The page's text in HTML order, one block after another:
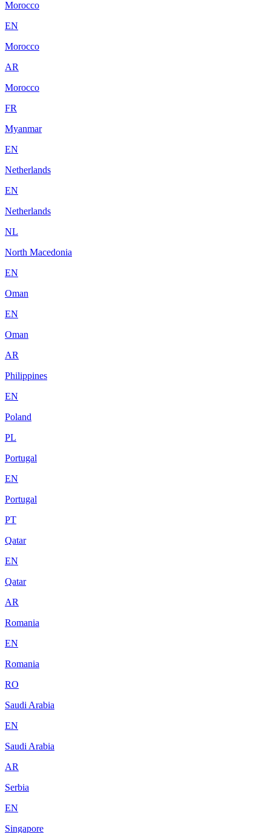
Morocco
EN
Morocco
AR
Morocco
FR
Myanmar
EN
Netherlands
EN
Netherlands
NL
North Macedonia
EN
Oman
EN
Oman
AR
Philippines
EN
Poland
PL
Portugal
EN
Portugal
PT
Qatar
EN
Qatar
AR
Romania
EN
Romania
RO
Saudi Arabia
EN
Saudi Arabia
AR
Serbia
EN
Singapore